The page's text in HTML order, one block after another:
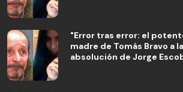
"Error tras error: el
madre de Tomás Bravo a
absolución de Jorge